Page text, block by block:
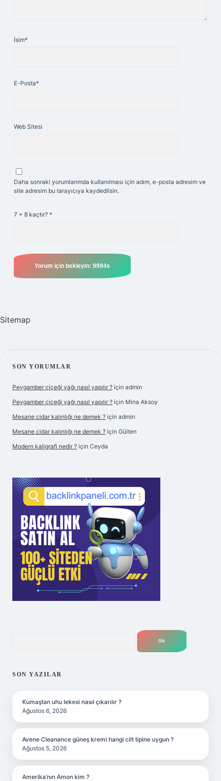
İsim*
E-Posta*
Web Sitesi
Daha sonraki yorumlarımda kullanılması için adım, e-posta adresim ve
site adresim bu tarayıcıya kaydedilsin.
7 + 8 kaçtır? *
Sitemap
SIDEBAR
SON YORUMLAR
Peygamber çiçeği yağı nasıl yapılır ? için admin
Peygamber çiçeği yağı nasıl yapılır ? için Mina Aksoy
Mesane cidar kalınlığı ne demek ? için admin
Mesane cidar kalınlığı ne demek ? için Gülten
Modern kaligrafi nedir ? için Ceyda
SON YAZILAR
Kumaştan uhu lekesi nasıl çıkarılır ?
Ağustos 6, 2026
Avene Cleanance güneş kremi hangi cilt tipine uygun ?
Ağustos 5, 2026
Amerika’nın Amon kim ?